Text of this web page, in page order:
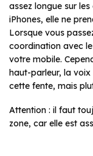
assez longue sur
iPhones, elle ne
Lorsque vous
coordination avec
votre mobile.
haut-parleur, la
cette fente, mais
Attention : il faut
zone, car elle est